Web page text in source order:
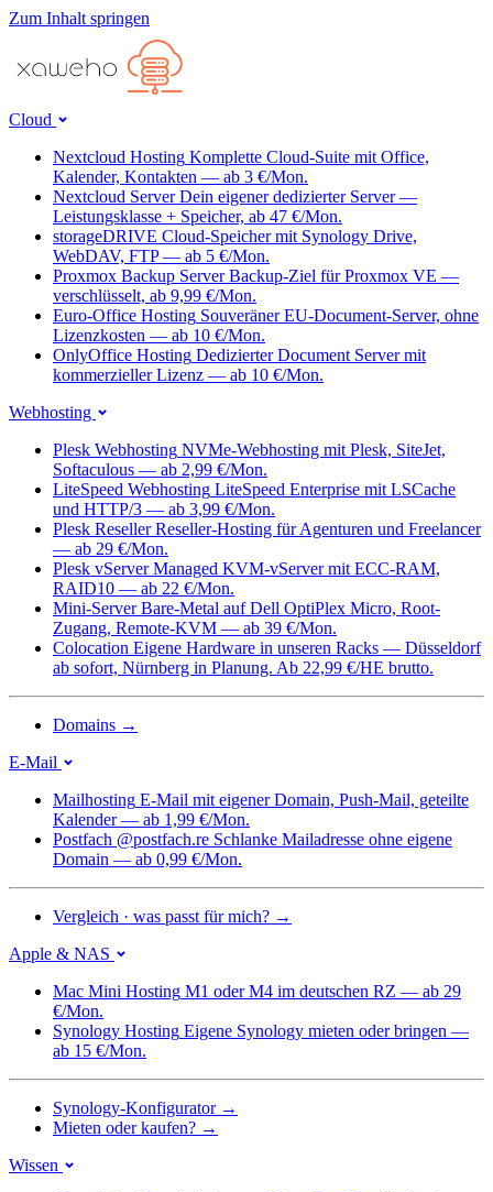
Zum Inhalt springen
Cloud
Nextcloud Hosting Komplette Cloud-Suite mit Office,
Kalender, Kontakten — ab 3 €/Mon.
Nextcloud Server Dein eigener dedizierter Server —
Leistungsklasse + Speicher, ab 47 €/Mon.
storageDRIVE Cloud-Speicher mit Synology Drive,
WebDAV, FTP — ab 5 €/Mon.
Proxmox Backup Server Backup-Ziel für Proxmox VE —
verschlüsselt, ab 9,99 €/Mon.
Euro-Office Hosting Souveräner EU-Document-Server, ohne
Lizenzkosten — ab 10 €/Mon.
OnlyOffice Hosting Dedizierter Document Server mit
kommerzieller Lizenz — ab 10 €/Mon.
Webhosting
Plesk Webhosting NVMe-Webhosting mit Plesk, SiteJet,
Softaculous — ab 2,99 €/Mon.
LiteSpeed Webhosting LiteSpeed Enterprise mit LSCache
und HTTP/3 — ab 3,99 €/Mon.
Plesk Reseller Reseller-Hosting für Agenturen und Freelancer
— ab 29 €/Mon.
Plesk vServer Managed KVM-vServer mit ECC-RAM,
RAID10 — ab 22 €/Mon.
Mini-Server Bare-Metal auf Dell OptiPlex Micro, Root-
Zugang, Remote-KVM — ab 39 €/Mon.
Colocation Eigene Hardware in unseren Racks — Düsseldorf
ab sofort, Nürnberg in Planung. Ab 22,99 €/HE brutto.
Domains →
E-Mail
Mailhosting E-Mail mit eigener Domain, Push-Mail, geteilte
Kalender — ab 1,99 €/Mon.
Postfach @postfach.re Schlanke Mailadresse ohne eigene
Domain — ab 0,99 €/Mon.
Vergleich · was passt für mich? →
Apple & NAS
Mac Mini Hosting M1 oder M4 im deutschen RZ — ab 29
€/Mon.
Synology Hosting Eigene Synology mieten oder bringen —
ab 15 €/Mon.
Synology-Konfigurator →
Mieten oder kaufen? →
Wissen